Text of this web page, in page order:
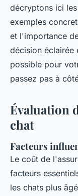
Romain•13 juin
décryptons ici
exemples
et l'importance
décision éclairée
possible pour
passez pas à
Évaluation
chat
Facteurs
Le coût de
facteurs
les chats plus